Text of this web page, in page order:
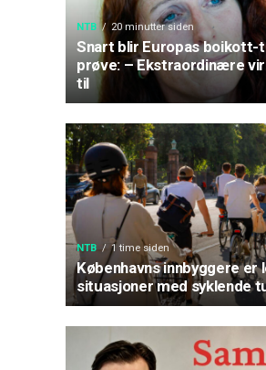
NTB 20 minutter siden
Snart blir Europas boikott-
prøve: – Ekstraordinære
til
NTB 1 time siden
Københavns innbyggere er
situasjoner med syklende